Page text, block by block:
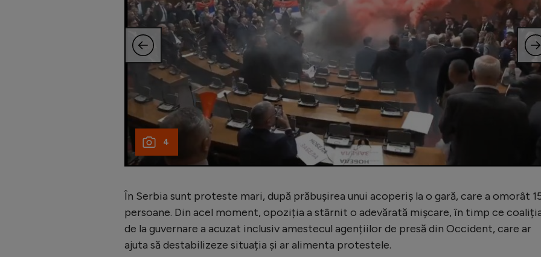
4
În Serbia sunt proteste mari, după prăbușirea unui acoperiș la o gară, care a omorât
persoane. Din acel moment, opoziția a stârnit o adevărată mișcare, în timp ce
de la guvernare a acuzat inclusiv amestecul agențiilor de presă din Occident, care ar
ajuta să destabilizeze situația și ar alimenta protestele.